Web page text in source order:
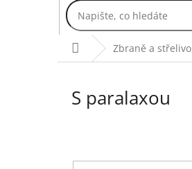
Domů Zbraně a střelivo
S paralaxou